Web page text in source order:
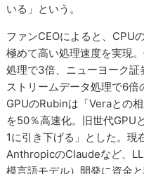
いる」という。
ファンCEOによると、CPU
極めて高い処理速度を実現
処理で3倍、ニューヨーク証
ストリームデータ処理で6倍
GPUのRubinは「Veraとの
を50％高速化。旧世代GPU
1に引き下げる」とした。
AnthropicのClaudeなど、
模言語モデル）開発に資金